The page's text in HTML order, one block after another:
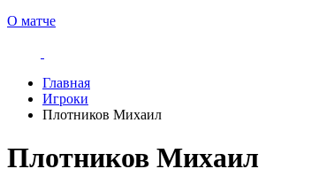
О матче
Главная
Игроки
Плотников Михаил
Плотников Михаил